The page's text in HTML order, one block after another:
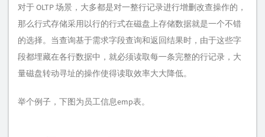
对于 OLTP 场景，大多都是对一整行记录进行增删改查操作的，
那么行式存储采用以行的行式在磁盘上存储数据就是一个不错
的选择。当查询基于需求字段查询和返回结果时，由于这些字
段都埋藏在各行数据中，就必须读取每一条完整的行记录，大
量磁盘转动寻址的操作使得读取效率大大降低。
举个例子，下图为员工信息emp表。